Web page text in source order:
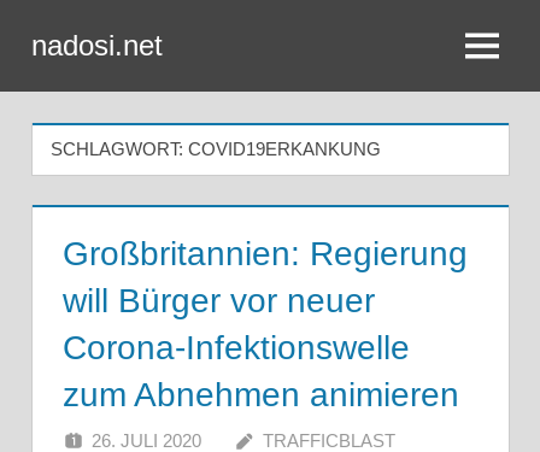
Inhalt
springen
nadosi.net Menü
SCHLAGWORT: COVID19ERKANKUNG
Großbritannien: Regierung
will Bürger vor neuer
Corona-Infektionswelle
zum Abnehmen animieren
26. JULI 2020 TRAFFICBLAST